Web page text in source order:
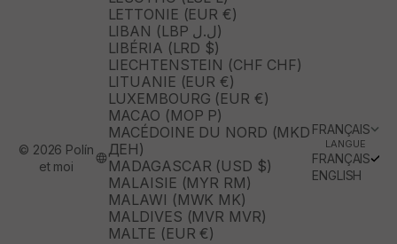
LETTONIE (EUR €)
LIBAN (LBP ل.ل)
LIBÉRIA (LRD $)
LIECHTENSTEIN (CHF CHF)
LITUANIE (EUR €)
LUXEMBOURG (EUR €)
MACAO (MOP P)
MACÉDOINE DU NORD (MKD
ДЕН)
MADAGASCAR (USD $)
MALAISIE (MYR RM)
MALAWI (MWK MK)
MALDIVES (MVR MVR)
MALTE (EUR €)
FRANÇAIS
LANGUE
FRANÇAIS
ENGLISH
© 2026 Polín
et moi